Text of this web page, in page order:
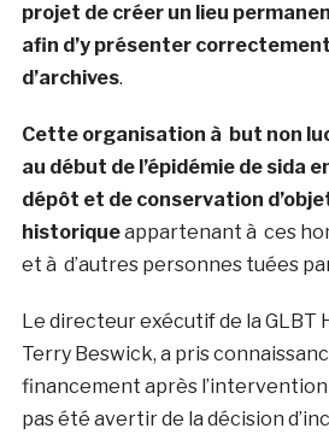
projet de créer un lieu
afin d’y présenter
d’archives.
Cette organisation à but non
au début de l’épidémie de sida
dépôt et de conservation
historiqueappartenant à ces
et à d’autres personnes tuées
Le directeur exécutif de la GLBT
Terry Beswick, a pris
financement après l’intervention
pas été avertir de la décision